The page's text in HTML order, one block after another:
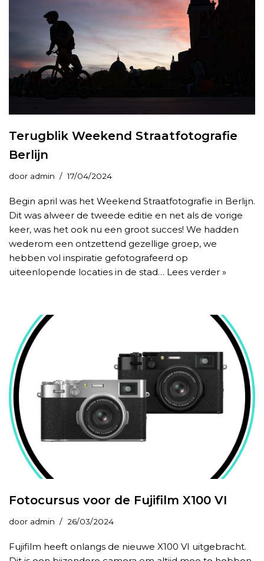
Terugblik Weekend Straatfotografie
Berlijn
door admin 17/04/2024
Begin april was het Weekend Straatfotografie in Berlijn.
Dit was alweer de tweede editie en net als de vorige
keer, was het ook nu een groot succes! We hadden
wederom een ontzettend gezellige groep, we
hebben vol inspiratie gefotografeerd op
uiteenlopende locaties in de stad… Lees verder »
Fotocursus voor de Fujifilm X100 VI
door admin 26/03/2024
Fujifilm heeft onlangs de nieuwe X100 VI uitgebracht.